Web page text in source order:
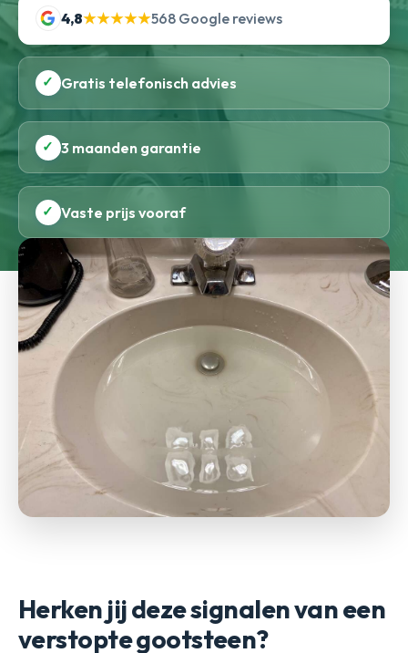
4,8★★★★★568 Google reviews
✓ Gratis telefonisch advies
✓ 3 maanden garantie
✓ Vaste prijs vooraf
Herken jij deze signalen van een
verstopte gootsteen?